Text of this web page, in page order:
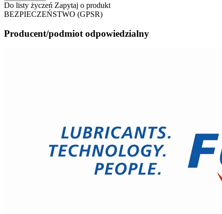
Do listy życzeń Zapytaj o produkt
BEZPIECZEŃSTWO (GPSR)
Producent/podmiot odpowiedzialny